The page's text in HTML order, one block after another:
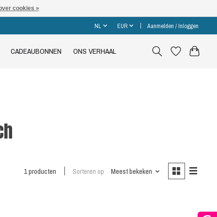
NL EUR Aanmelden / Inloggen
CADEAUBONNEN ONS VERHAAL
1 producten Sorteren op Meest bekeken
cookies »